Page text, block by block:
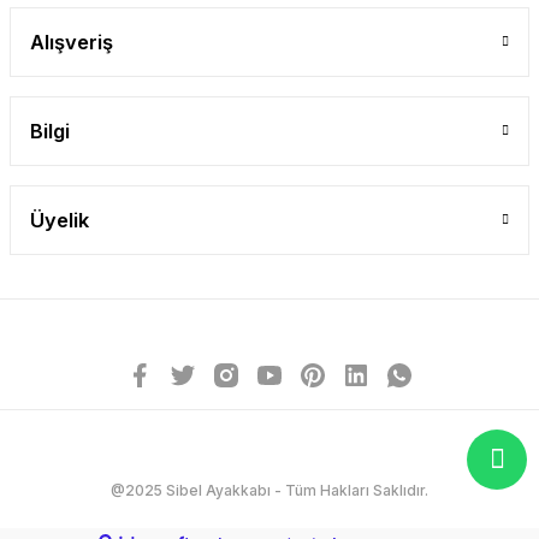
Alışveriş
Bilgi
Üyelik
@2025 Sibel Ayakkabı - Tüm Hakları Saklıdır.